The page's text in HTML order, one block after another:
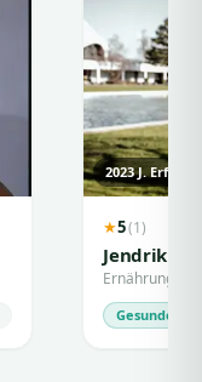
2023J.
★5(1)
Jendrik V.
Gesunde